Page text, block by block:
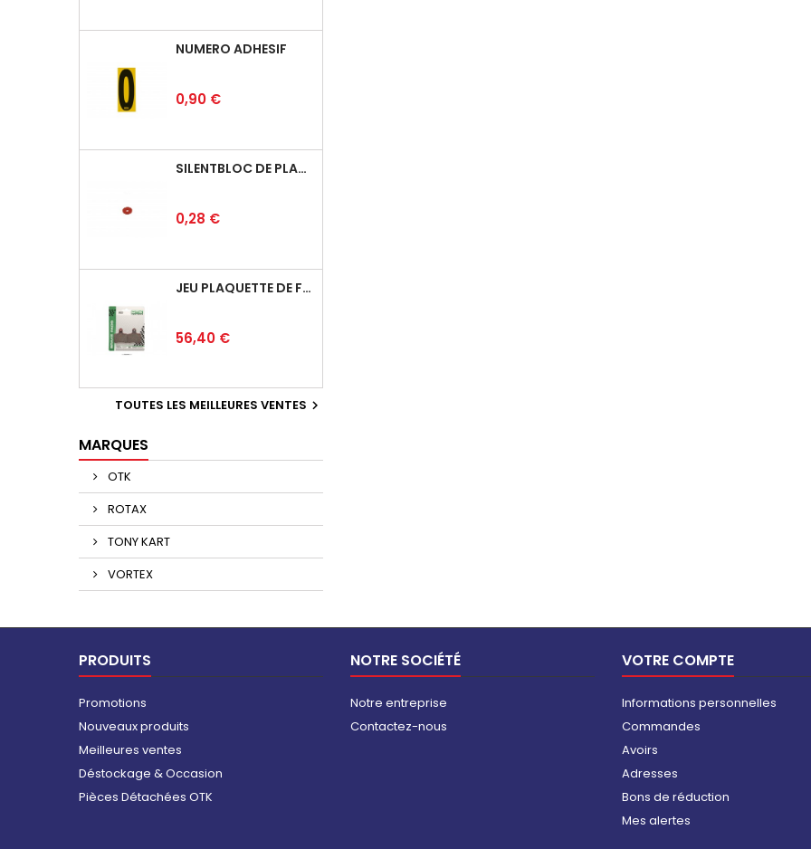
NUMÉRO ADHÉSIF
Prix
0,90 €
SILENTBLOC DE PLANCHER
Prix
0,28 €
JEU PLAQUETTE DE FREIN ARRIÈRE BSD
Prix
56,40 €
TOUTES LES MEILLEURES VENTES 
MARQUES
OTK
ROTAX
TONY KART
VORTEX
PRODUITS
Promotions
Nouveaux produits
Meilleures ventes
Déstockage & Occasion
Pièces Détachées OTK
NOTRE SOCIÉTÉ
Notre entreprise
Contactez-nous
VOTRE COMPTE
Informations personnelles
Commandes
Avoirs
Adresses
Bons de réduction
Mes alertes